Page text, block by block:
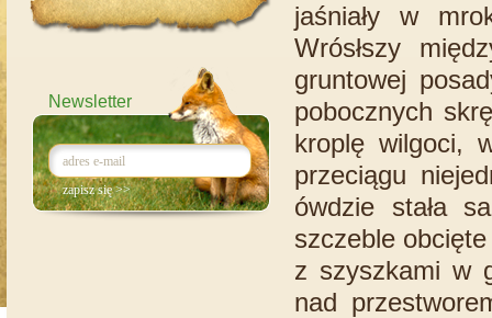
Newsletter
jaśniały w
Wrósłszy
gruntowej
pobocznych
kroplę wilgoci,
przeciągu
ówdzie stała
szczeble
z szyszkami w
nad